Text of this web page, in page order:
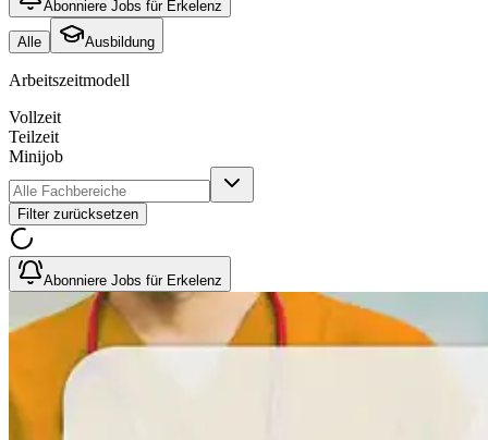
Abonniere Jobs für Erkelenz
Alle Ausbildung
Arbeitszeitmodell
Vollzeit
Teilzeit
Minijob
Filter zurücksetzen
Abonniere Jobs für Erkelenz